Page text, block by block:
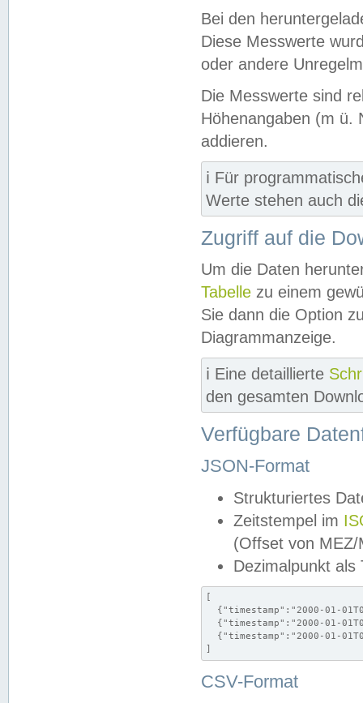
Bei den
Diese Messwerte
oder andere
Die Messwerte sind
Höhenangaben (m ü.
addieren.
ℹ️ Für
Werte stehen auch
Zugriff auf die
Um die Daten
Tabelle zu einem
Sie dann die Option
Diagrammanzeige.
ℹ️ Eine detaillierte
den gesamten
Verfügbare
JSON-Format
Strukturiertes
Zeitstempel im
(Offset von MEZ/
Dezimalpunkt als
[
{"timestamp":"2000-01-
{"timestamp":"2000-01-
{"timestamp":"2000-01-
]
CSV-Format